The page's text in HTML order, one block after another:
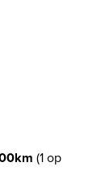
(1 op